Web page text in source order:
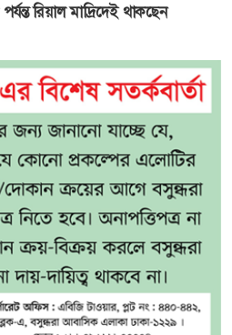
রিয়াল মাদ্রিদেই থাকছেন